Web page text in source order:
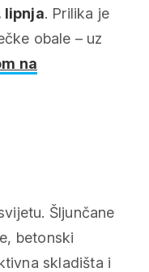
lipnja. Prilika je
obale – uz
na
Šljunčane
betonski
skladišta i